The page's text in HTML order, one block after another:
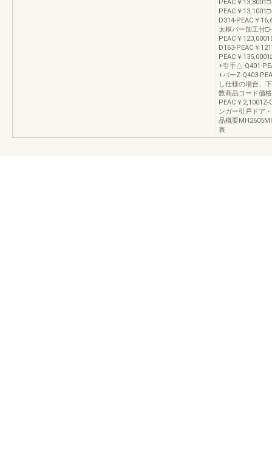
PEAC￥
PEAC￥
D314-PEAC￥
太框バー加工付
PEAC￥
D163-PEAC￥
PEAC￥
+引手△-Q401-
+バーZ-Q403-
し仕様の場合、
数商品コード価
PEAC￥2,1001Z-
ンガー引戸ドア
品概要
表